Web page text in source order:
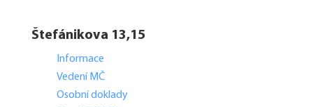
Štefánikova 13,15
Informace
Vedení MČ
Osobní doklady